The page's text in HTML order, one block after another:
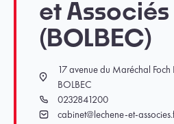
et Associés
(BOLBEC)
Localisation
17 avenue du Maréchal Foch
BOLBEC
Téléphone
0232841200
Emailcabinet@lechene-et-